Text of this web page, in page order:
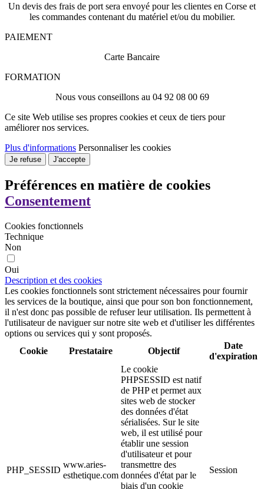
Un devis des frais de port sera envoyé pour les clientes en Corse et
les commandes contenant du matériel et/ou du mobilier.
PAIEMENT
Carte Bancaire
FORMATION
Nous vous conseillons au 04 92 08 00 69
Ce site Web utilise ses propres cookies et ceux de tiers pour
améliorer nos services.
Plus d'informations Personnaliser les cookies
Je refuse J'accepte
Préférences en matière de cookies
Consentement
Cookies fonctionnels
Technique
Non
Oui
Description et des cookies
Les cookies fonctionnels sont strictement nécessaires pour fournir
les services de la boutique, ainsi que pour son bon fonctionnement,
il n'est donc pas possible de refuser leur utilisation. Ils permettent à
l'utilisateur de naviguer sur notre site web et d'utiliser les différentes
options ou services qui y sont proposés.
Cookie
Prestataire Objectif
Date
d'expiration
PHP_SESSID
www.aries-
esthetique.com
Le cookie
PHPSESSID est natif
de PHP et permet aux
sites web de stocker
des données d'état
sérialisées. Sur le site
web, il est utilisé pour
établir une session
d'utilisateur et pour
transmettre des
données d'état par le
biais d'un cookie
Session